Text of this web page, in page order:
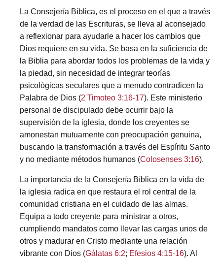
La Consejería Bíblica, es el proceso en el que a través
de la verdad de las Escrituras, se lleva al aconsejado
a reflexionar para ayudarle a hacer los cambios que
Dios requiere en su vida. Se basa en la suficiencia de
la Biblia para abordar todos los problemas de la vida y
la piedad, sin necesidad de integrar teorías
psicológicas seculares que a menudo contradicen la
Palabra de Dios (2 Timoteo 3:16-17). Este ministerio
personal de discipulado debe ocurrir bajo la
supervisión de la iglesia, donde los creyentes se
amonestan mutuamente con preocupación genuina,
buscando la transformación a través del Espíritu Santo
y no mediante métodos humanos (Colosenses 3:16).
La importancia de la Consejería Bíblica en la vida de
la iglesia radica en que restaura el rol central de la
comunidad cristiana en el cuidado de las almas.
Equipa a todo creyente para ministrar a otros,
cumpliendo mandatos como llevar las cargas unos de
otros y madurar en Cristo mediante una relación
vibrante con Dios (Gálatas 6:2; Efesios 4:15-16). Al